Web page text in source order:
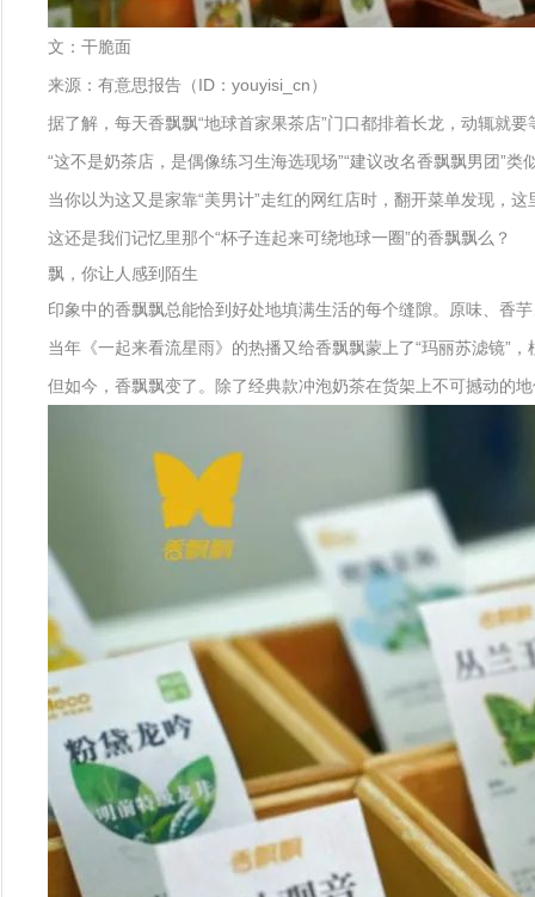
文：干脆面
来源：有意思报告（ID：youyisi_cn）
据了解，每天香飘飘“地球首家果茶店”门口都排着长龙，动辄就
“这不是奶茶店，是偶像练习生海选现场”“建议改名香飘飘男团”
当你以为这又是家靠“美男计”走红的网红店时，翻开菜单发现，
这还是我们记忆里那个“杯子连起来可绕地球一圈”的香飘飘么？
飘，你让人感到陌生
印象中的香飘飘总能恰到好处地填满生活的每个缝隙。原味、香
当年《一起来看流星雨》的热播又给香飘飘蒙上了“玛丽苏滤镜”
但如今，香飘飘变了。除了经典款冲泡奶茶在货架上不可撼动的